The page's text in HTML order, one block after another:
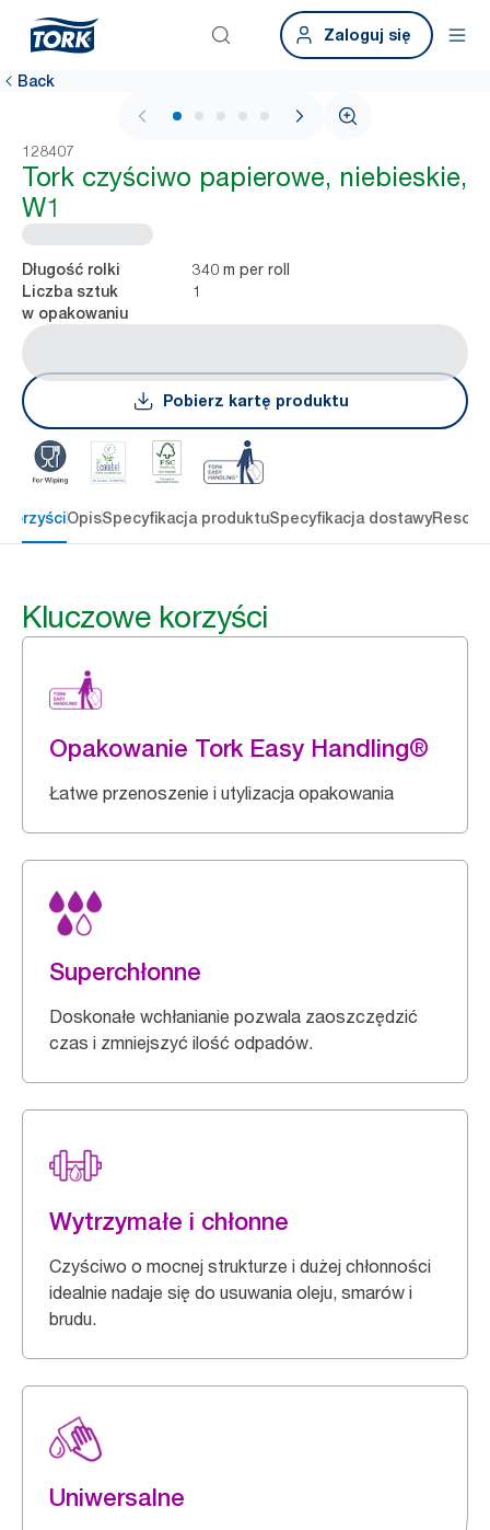
Zaloguj się
Back
1 / 5
128407
Tork czyściwo papierowe, niebieskie,
W1
Długość rolki 340 m per roll
Liczba sztuk
w opakowaniu
1
Pobierz kartę produktu
korzyściOpisSpecyfikacja produktuSpecyfikacja dostawy
Kluczowe korzyści
Opakowanie Tork Easy Handling®
Łatwe przenoszenie i utylizacja opakowania
Superchłonne
Doskonałe wchłanianie pozwala zaoszczędzić
czas i zmniejszyć ilość odpadów.
Wytrzymałe i chłonne
Czyściwo o mocnej strukturze i dużej chłonności
idealnie nadaje się do usuwania oleju, smarów i
brudu.
Uniwersalne